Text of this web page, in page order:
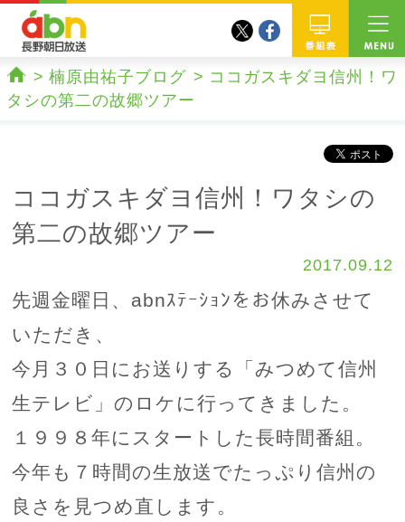
番組
twitterfacebook
ホーム
楠原由祐子ブログ
ココガスキダヨ信州！ワ
タシの第二の故郷ツアー
ココガスキダヨ信州！ワタシの
第二の故郷ツアー
2017.09.12
先週金曜日、abnｽﾃｰｼｮﾝをお休みさせて
いただき、
今月３０日にお送りする「みつめて信州
生テレビ」のロケに行ってきました。
１９９８年にスタートした長時間番組。
今年も７時間の生放送でたっぷり信州の
良さを見つめ直します。